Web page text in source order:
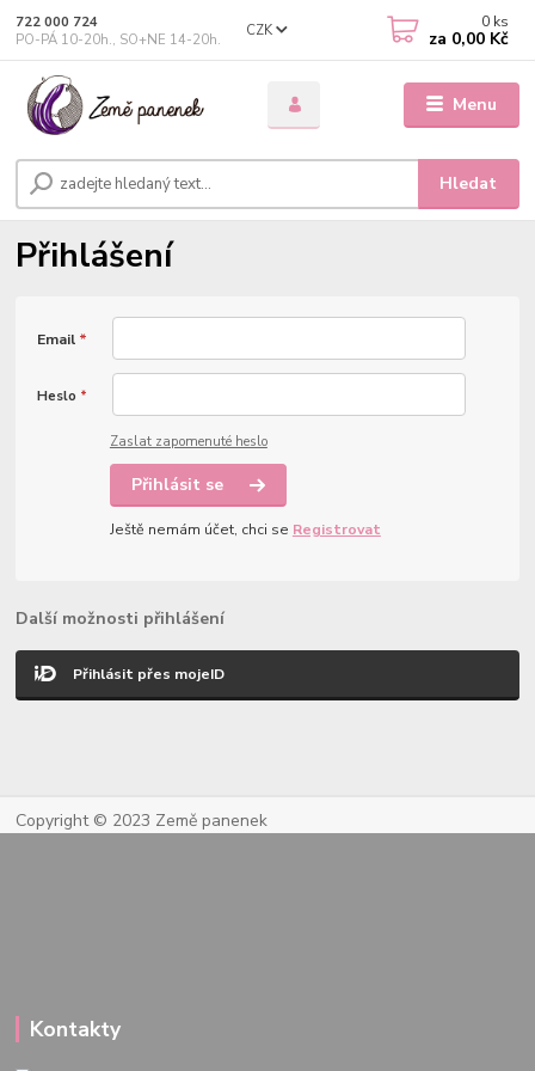
Menu
CZK
Hledat
722 000 724
PO-PÁ 10-20h., SO+NE 14-20h.
0 ks
za 0,00 Kč
Přihlášení
Email *
Heslo *
Zaslat zapomenuté heslo
Přihlásit se
Ještě nemám účet, chci se Registrovat
Další možnosti přihlášení
Přihlásit přes mojeID
Copyright © 2023 Země panenek
Kontakty